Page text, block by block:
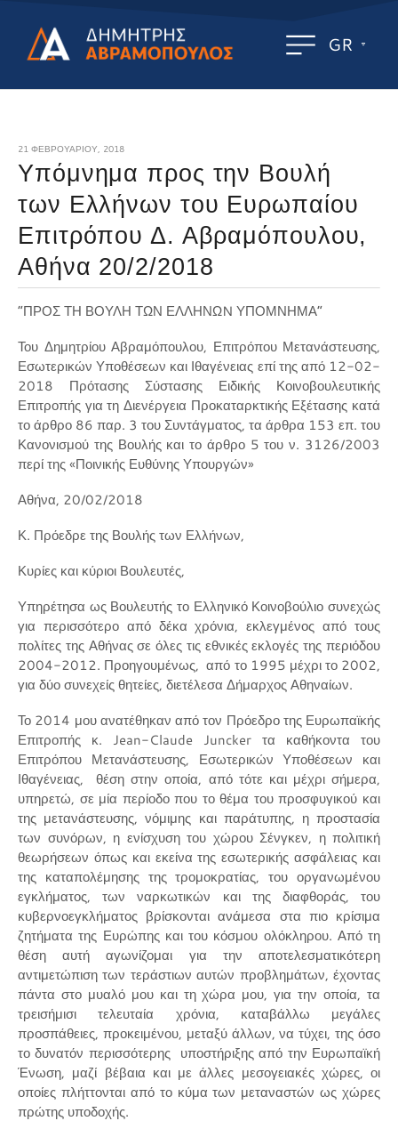
GR
21 ΦΕΒΡΟΥΑΡΊΟΥ, 2018
Υπόμνημα προς την Βουλή
των Ελλήνων του Ευρωπαίου
Επιτρόπου Δ. Αβραμόπουλου,
Αθήνα 20/2/2018
“ΠΡΟΣ ΤΗ ΒΟΥΛΗ ΤΩΝ ΕΛΛΗΝΩN ΥΠΟΜΝΗΜΑ”
Του Δημητρίου Αβραμόπουλου, Επιτρόπου Μετανάστευσης,
Εσωτερικών Υποθέσεων και Ιθαγένειας επί της από 12-02-
2018 Πρότασης Σύστασης Ειδικής Κοινοβουλευτικής
Επιτροπής για τη Διενέργεια Προκαταρκτικής Εξέτασης κατά
το άρθρο 86 παρ. 3 του Συντάγματος, τα άρθρα 153 επ. του
Κανονισμού της Βουλής και το άρθρο 5 του ν. 3126/2003
περί της «Ποινικής Ευθύνης Υπουργών»
Αθήνα, 20/02/2018
Κ. Πρόεδρε της Βουλής των Ελλήνων,
Κυρίες και κύριοι Βουλευτές,
Υπηρέτησα ως Βουλευτής το Ελληνικό Κοινοβούλιο συνεχώς
για περισσότερο από δέκα χρόνια, εκλεγμένος από τους
πολίτες της Αθήνας σε όλες τις εθνικές εκλογές της περιόδου
2004-2012. Προηγουμένως, από το 1995 μέχρι το 2002,
για δύο συνεχείς θητείες, διετέλεσα Δήμαρχος Αθηναίων.
Το 2014 μου ανατέθηκαν από τον Πρόεδρο της Ευρωπαϊκής
Επιτροπής κ. Jean-Claude Juncker τα καθήκοντα του
Επιτρόπου Μετανάστευσης, Εσωτερικών Υποθέσεων και
Ιθαγένειας, θέση στην οποία, από τότε και μέχρι σήμερα,
υπηρετώ, σε μία περίοδο που το θέμα του προσφυγικού και
της μετανάστευσης, νόμιμης και παράτυπης, η προστασία
των συνόρων, η ενίσχυση του χώρου Σένγκεν, η πολιτική
θεωρήσεων όπως και εκείνα της εσωτερικής ασφάλειας και
της καταπολέμησης της τρομοκρατίας, του οργανωμένου
εγκλήματος, των ναρκωτικών και της διαφθοράς, του
κυβερνοεγκλήματος βρίσκονται ανάμεσα στα πιο κρίσιμα
ζητήματα της Ευρώπης και του κόσμου ολόκληρου. Από τη
θέση αυτή αγωνίζομαι για την αποτελεσματικότερη
αντιμετώπιση των τεράστιων αυτών προβλημάτων, έχοντας
πάντα στο μυαλό μου και τη χώρα μου, για την οποία, τα
τρεισήμισι τελευταία χρόνια, καταβάλλω μεγάλες
προσπάθειες, προκειμένου, μεταξύ άλλων, να τύχει, της όσο
το δυνατόν περισσότερης υποστήριξης από την Ευρωπαϊκή
Ένωση, μαζί βέβαια και με άλλες μεσογειακές χώρες, οι
οποίες πλήττονται από το κύμα των μεταναστών ως χώρες
πρώτης υποδοχής.